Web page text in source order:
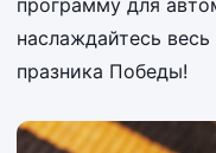
программу для
наслаждайтесь
празника Победы!